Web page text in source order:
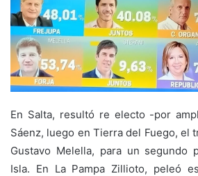
En Salta, resultó re electo -por
Sáenz, luego en Tierra del Fuego, el
Gustavo Melella, para un segundo
Isla. En La Pampa Zillioto, peleó